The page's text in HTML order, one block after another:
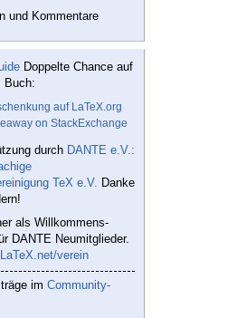
und Kommentare
Doppelte Chance auf
Buch:
auf LaTeX.org
on StackExchange
durch DANTE e.V.:
TeX e.V. Danke
als Willkommens-
DANTE Neumitglieder.
LaTeX.net/verein
im Community-